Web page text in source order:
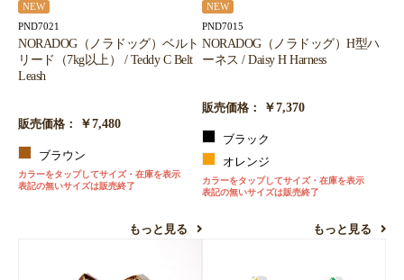
NEW
PND7021
NORADOG（ノラドッグ）ベルト
リード（7kg以上） / Teddy C Belt
Leash
販売価格： ￥7,480
ブラウン
カラーをタップしてサイズ・在庫を表示
表記の無いサイズは販売終了
もっと見る
NEW
PND7015
NORADOG（ノラドッグ）H型ハ
ーネス / Daisy H Harness
販売価格： ￥7,370
ブラック
オレンジ
カラーをタップしてサイズ・在庫を表示
表記の無いサイズは販売終了
もっと見る